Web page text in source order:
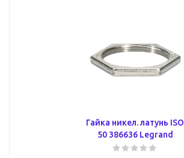
Гайка никел. латунь ISO
50 386636 Legrand